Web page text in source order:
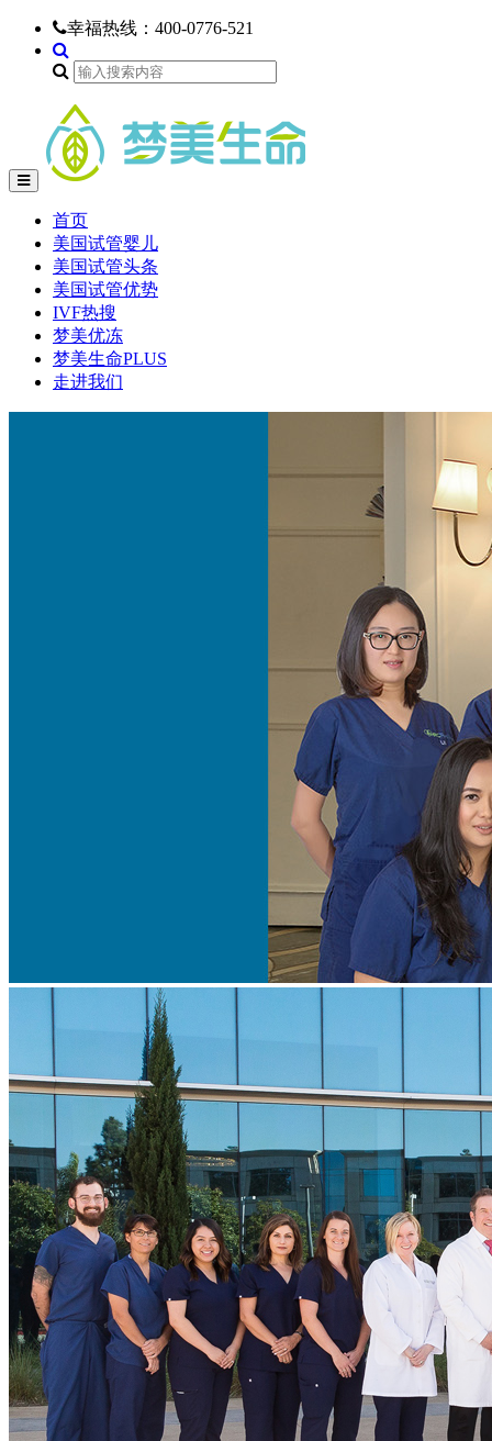
幸福热线： 400-0776-521
首页
美国试管婴儿
美国试管头条
美国试管优势
IVF热搜
梦美优冻
梦美生命PLUS
走进我们